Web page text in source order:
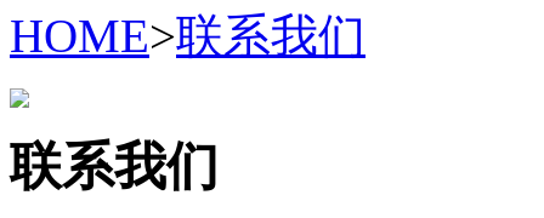
HOME>联系我们
联系我们